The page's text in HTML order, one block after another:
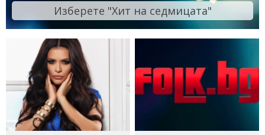
Изберете "Хит на седмицата"